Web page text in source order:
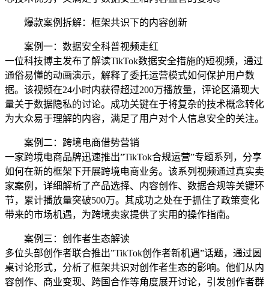
爆款案例拆解：框架共识下的内容创新
案例一：数据安全科普视频走红
一位科技博主发布了解读TikTok数据安全措施的短视频，通过
通俗易懂的动画演示，解释了委托运营模式如何保护用户数
据。该视频在24小时内获得超过200万播放量，评论区涌现大
量关于数据隐私的讨论。成功关键在于将复杂的技术概念转化
为大众易于理解的内容，满足了用户对个人信息安全的关注。
案例二：跨境电商借势营销
一家跨境电商品牌迅速推出”TikTok合规运营”专题系列，分享
如何在新的框架下开展跨境电商业务。该系列视频通过真实卖
家案例，详细解析了产品选择、内容创作、数据合规等关键环
节，累计播放量突破500万。其成功之处在于抓住了政策变化
带来的市场机遇，为跨境卖家提供了实用的操作指南。
案例三：创作者生态解读
多位头部创作者联合推出”TikTok创作者新机遇”话题，通过圆
桌讨论形式，分析了框架共识对创作者生态的影响。他们从内
容创作、商业变现、跨国合作等角度展开讨论，引发创作者群